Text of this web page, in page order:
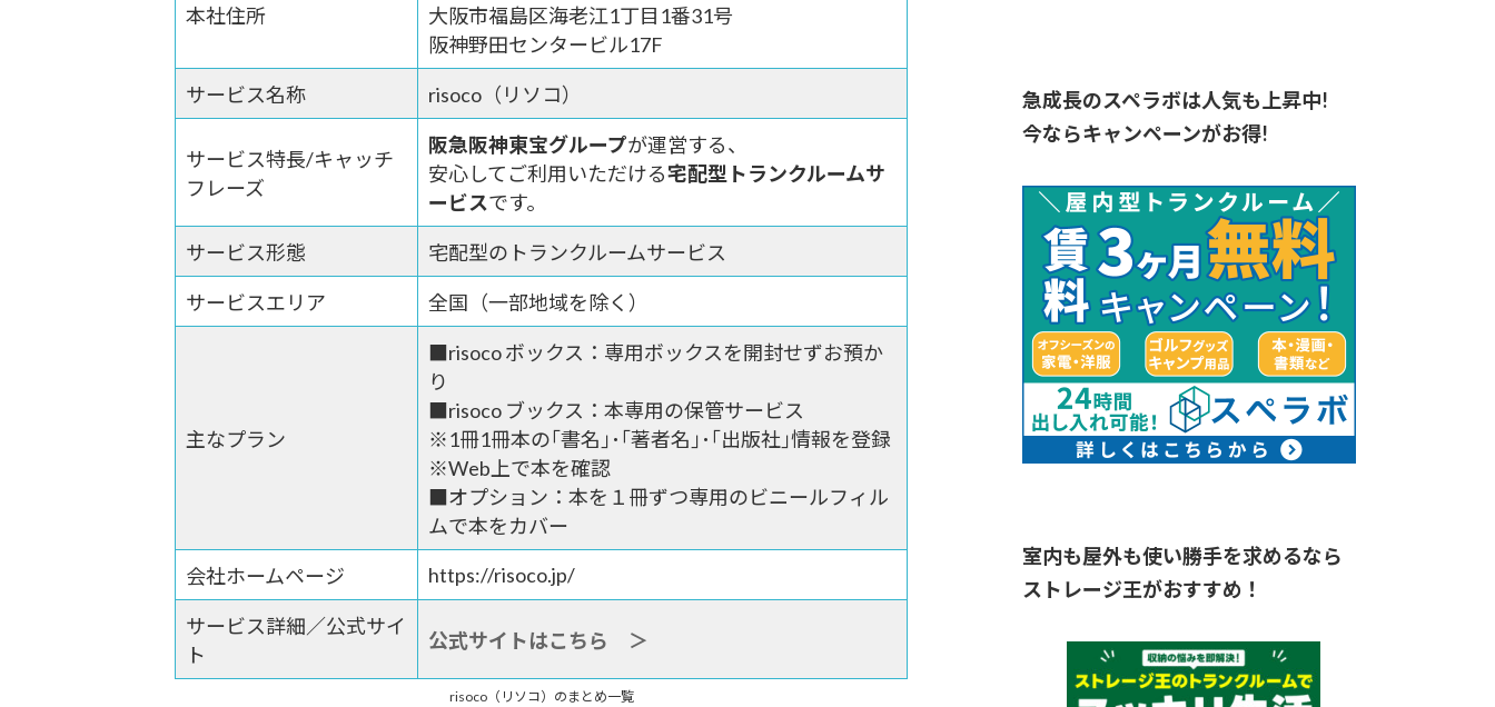
本社住所
大阪市福島区海老江1丁目1番31号
阪神野田センタービル17F
サービス名称 risoco（リソコ）
サービス特長/キャッチ
フレーズ
阪急阪神東宝グループが運営する、
安心してご利用いただける宅配型トランクルームサ
ービスです。
サービス形態 宅配型のトランクルームサービス
サービスエリア 全国（一部地域を除く）
主なプラン
■risoco ボックス：専用ボックスを開封せずお預か
り
■risoco ブックス：本専用の保管サービス
※1冊1冊本の｢書名｣･｢著者名｣･｢出版社｣情報を登録
※Web上で本を確認
■オプション：本を１冊ずつ専用のビニールフィル
ムで本をカバー
会社ホームページ https://risoco.jp/
サービス詳細／公式サイ
ト
公式サイトはこちら ＞
risoco（リソコ）のまとめ一覧
急成長のスペラボは人気も上昇中!
今ならキャンペーンがお得!
室内も屋外も使い勝手を求めるなら
ストレージ王がおすすめ！